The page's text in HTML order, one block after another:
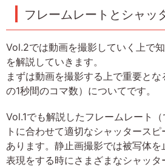
フレームレートとシャッ
Vol.2では動画を撮影していく上で
を解説していきます。
まずは動画を撮影する上で重要と
の1秒間のコマ数）についてです。
Vol.1でも解説したフレームレート
トに合わせて適切なシャッタース
あります。静止画撮影では被写体
表現をする時にさまざまなシャッタ